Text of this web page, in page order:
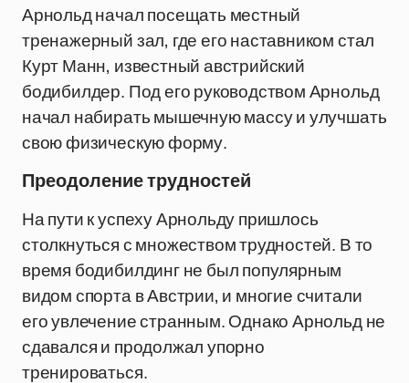
Арнольд начал посещать местный
тренажерный зал, где его наставником стал
Курт Манн, известный австрийский
бодибилдер. Под его руководством Арнольд
начал набирать мышечную массу и улучшать
свою физическую форму.
Преодоление трудностей
На пути к успеху Арнольду пришлось
столкнуться с множеством трудностей. В то
время бодибилдинг не был популярным
видом спорта в Австрии, и многие считали
его увлечение странным. Однако Арнольд не
сдавался и продолжал упорно
тренироваться.